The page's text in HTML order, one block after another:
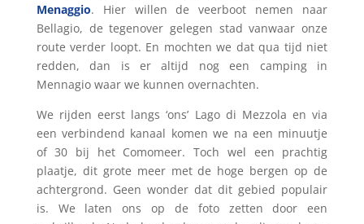
Menaggio. Hier willen de veerboot nemen naar
Bellagio, de tegenover gelegen stad vanwaar onze
route verder loopt. En mochten we dat qua tijd niet
redden, dan is er altijd nog een camping in
Mennagio waar we kunnen overnachten.
We rijden eerst langs ‘ons’ Lago di Mezzola en via
een verbindend kanaal komen we na een minuutje
of 30 bij het Comomeer. Toch wel een prachtig
plaatje, dit grote meer met de hoge bergen op de
achtergrond. Geen wonder dat dit gebied populair
is. We laten ons op de foto zetten door een